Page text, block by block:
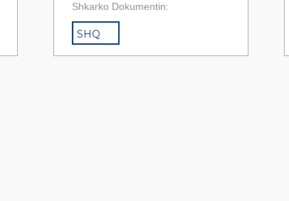
Shkarko Dokumentin:
SHQ